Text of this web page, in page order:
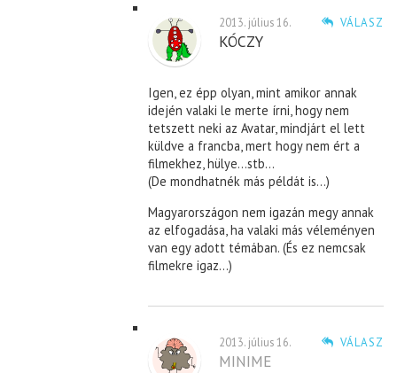
VÁLASZ
2013. július 16.
KÓCZY
Igen, ez épp olyan, mint amikor annak
idején valaki le merte írni, hogy nem
tetszett neki az Avatar, mindjárt el lett
küldve a francba, mert hogy nem ért a
filmekhez, hülye…stb…
(De mondhatnék más példát is…)
Magyarországon nem igazán megy annak
az elfogadása, ha valaki más véleményen
van egy adott témában. (És ez nemcsak
filmekre igaz…)
VÁLASZ
2013. július 16.
MINIME